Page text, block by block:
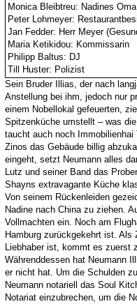
Monica Bleibtreu: Nadines Oma
Peter Lohmeyer:
Jan Fedder: Herr Meyer
Maria Ketikidou: Kommissarin
Philipp Baltus: DJ
Till Huster: Polizist
Sein Bruder Illias, der nach
Anstellung bei ihm, jedoch nur
einem Nobellokal gefeuerten,
Spitzenküche umstellt – was
taucht auch noch
Zinos das Gebäude billig
eingeht, setzt Neumann alles
Lutz und seiner Band das
Shayns extravagante Küche
Von seinem Rückenleiden
Nadine nach China zu ziehen.
Vollmachten ein. Noch am
Hamburg zurückgekehrt ist. Als
Liebhaber ist, kommt es zuerst
Währenddessen hat Neumann
er nicht hat. Um die Schulden
Neumann notariell das Soul
Notariat einzubrechen, um die